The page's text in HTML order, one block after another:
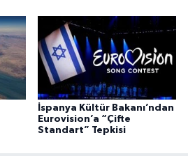
İspanya Kültür Bakanı’ndan
Eurovision’a “Çifte
Standart” Tepkisi